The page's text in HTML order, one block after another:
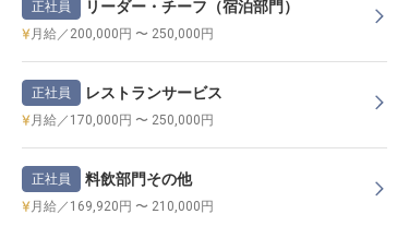
正社員 リーダー・チーフ（宿泊部門）
月給／200,000円 〜 250,000円
正社員 レストランサービス
月給／170,000円 〜 250,000円
正社員 料飲部門その他
月給／169,920円 〜 210,000円